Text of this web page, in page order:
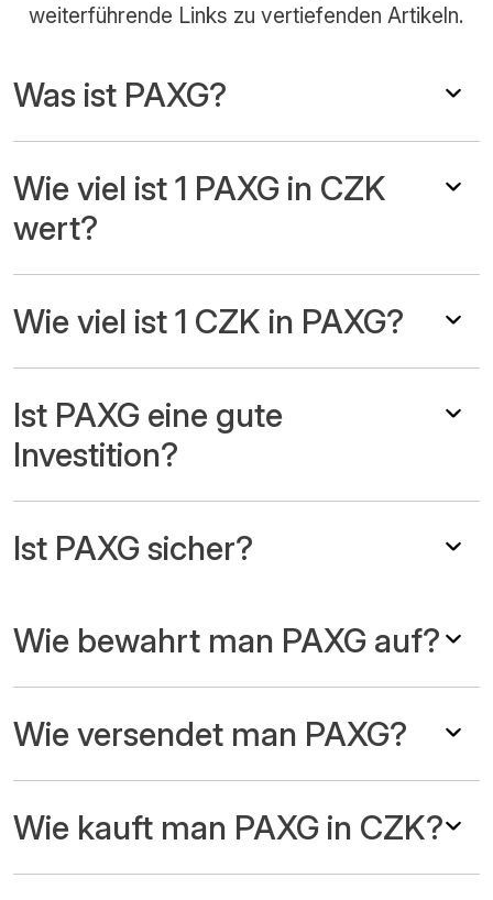
weiterführende Links zu vertiefenden Artikeln.
Was ist PAXG?
Wie viel ist 1 PAXG in CZK
wert?
Wie viel ist 1 CZK in PAXG?
Ist PAXG eine gute
Investition?
Ist PAXG sicher?
Wie bewahrt man PAXG auf?
Wie versendet man PAXG?
Wie kauft man PAXG in CZK?